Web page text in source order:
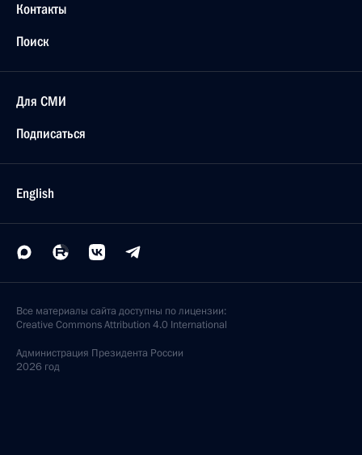
Контакты
Поиск
Для СМИ
Подписаться
English
Все материалы сайта доступны по лицензии:
Creative Commons Attribution 4.0 International
Администрация Президента России
2026 год